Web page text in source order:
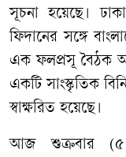
সূচনা হয়েছে।
ফিদানের সঙ্গে
এক ফলপ্রসূ বৈঠক
একটি সাংস্কৃতিক
স্বাক্ষরিত হয়েছে।
আজ শুক্রবার (৫